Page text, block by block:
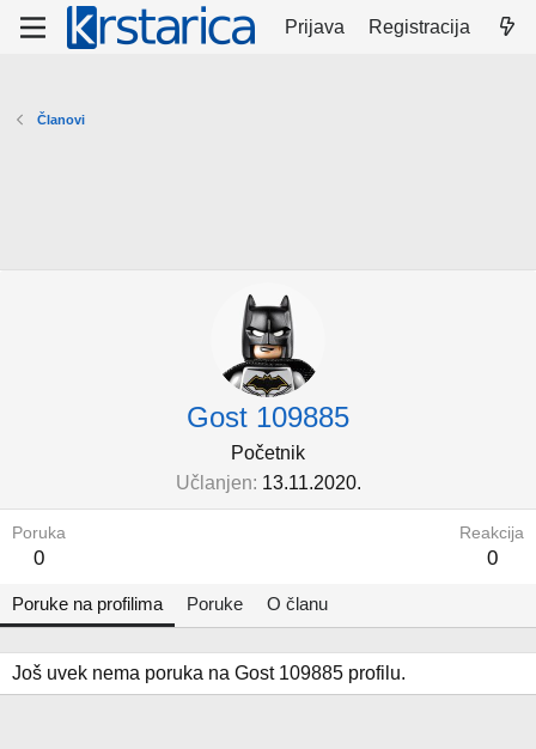
Prijava Registracija
Članovi
Gost 109885
Početnik
Učlanjen 13.11.2020.
Poruka
0
Reakcija
0
Poruke na profilima Poruke O članu
Još uvek nema poruka na Gost 109885 profilu.